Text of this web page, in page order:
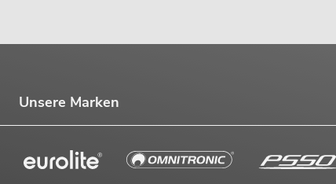
Unsere Marken